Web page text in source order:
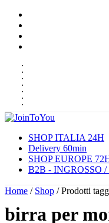
SHOP ITALIA 24H
Delivery 60min
SHOP EUROPE
B2B - INGROSSO
Home / Shop / Prodotti
birra per